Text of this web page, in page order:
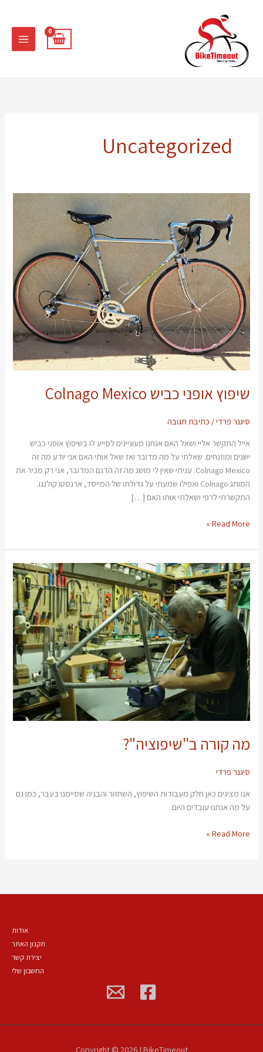
Uncategorized
שיפוץ אופני כביש Colnago Mexico
סיגנר פרדי/ כתיבת תגובה
אייל התקשר אליי ושאל האם אנחנו מעוניינים לסייע לו בשיפוץ אופני כביש
ישנים ומוזנחים. שאלתי על מה מדובר ואז שאל אותי האם אני יודע מה זה
Colnago Mexico. עניתי שאין לי מושג מה זה הדגם המדובר, אני רק מכיר את
המותג Colnago ואפילו שמעתי על גדולתו של המייסד, ארנסטו קולנגו.
התקשרתי לרפי ושאלתי אותו האם […]
שיפוץ
אופני
כביש
Colnago
Mexico
Read More »
מה קורה ב"שיפוציה"?
סיגנר פרדי
אנו מציגים כאן חלק מעבודות השיפוץ, השחזור והבניה שסיימנו בעבר, כמו גם
על מה אנחנו עובדים היום.
מה
קורה
ב"שיפוציה"?
Read More »
אודות
תקנון האתר
יצירת קשר
החשבון שלי
Copyright © 2026 | BikeTimeout